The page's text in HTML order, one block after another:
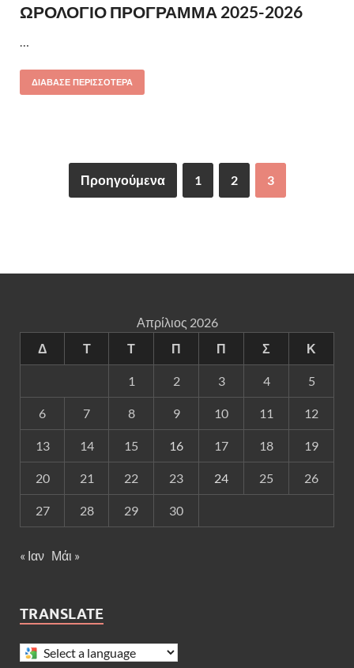
ΩΡΟΛΟΓΙΟ ΠΡΟΓΡΑΜΜΑ 2025-2026
ΔΙΆΒΑΣΕ ΠΕΡΙΣΣΌΤΕΡΑ
Προηγούμενα 1 2 3
Απρίλιος 2026
Δ
Τ Τ Π Π Σ Κ
1 2 3 4 5
6 7 8 9 10 11 12
13 14 15 16 17 18 19
20 21 22 23 24 25 26
27 28 29 30
« Ιαν Μάι »
TRANSLATE